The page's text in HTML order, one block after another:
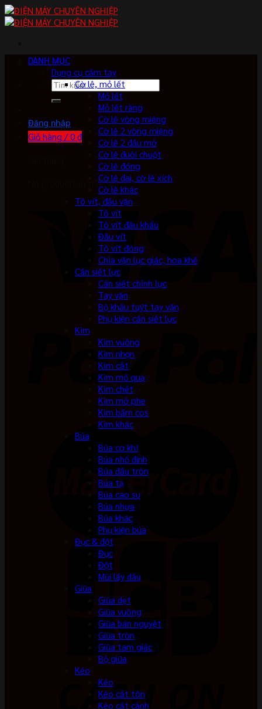
Skip
to
Tìm
kiếm:
Đăng nhập
Giỏ hàng /0 ₫
No products in the cart.
DANH MỤC
Dụng cụ cầm tay
Cờ lê, mỏ lết
Mỏ lết
Mỏ lết răng
Cờ lê vòng miệng
Cờ lê 2 vòng miệng
Cờ lê 2 đầu mở
Cờ lê đuôi chuột
Cờ lê đóng
Cờ lê đai, cờ lê xích
Cờ lê khác
Tô vít, đầu vặn
Tô vít
Tô vít đầu khẩu
Đầu vít
Tô vít đóng
Chìa vặn lục giác, hoa khế
Cần siết lực
Cần siết chỉnh lực
Tay vặn
Bộ khẩu tuýt tay vặn
Phụ kiện cần siết lực
Kìm
Kìm vuông
Kìm nhọn
Kìm cắt
Kìm mỏ quạ
Kìm chết
Kìm mở phe
Kìm bấm cos
Kìm khác
Búa
Búa cơ khí
Búa nhổ đinh
Búa đầu tròn
Búa tạ
Búa cao su
Búa nhựa
Búa khác
Phụ kiện búa
Đục & đột
Đục
Đột
Mũi lấy dấu
Giũa
Giũa dẹt
Giũa vuông
Giũa bán nguyệt
Giũa tròn
Giũa tam giác
Bộ giũa
Kéo
Kéo
Kéo cắt tôn
Kéo cắt cành